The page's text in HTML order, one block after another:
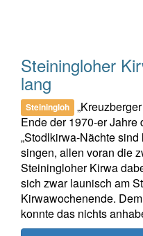
Steiningloher
lang
Steiningloh
Ende der 1970-er Jahre
„Stodlkirwa-Nächte
singen, allen voran die
Steiningloher Kirwa
sich zwar launisch am
Kirwawochenende.
konnte das nichts